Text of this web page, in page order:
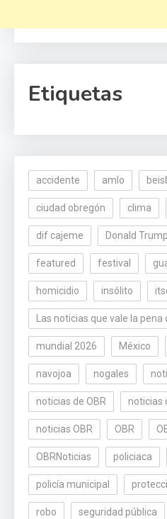
Etiquetas
accidente amlo
ciudad obregón clima
dif cajeme Donald Trump
featured festival
homicidio insólito
Las noticias que vale la pena
mundial 2026 México
navojoa nogales
noticias de OBR noticias
noticias OBR OBR
OBRNoticias policiaca
policía municipal
robo seguridad pública